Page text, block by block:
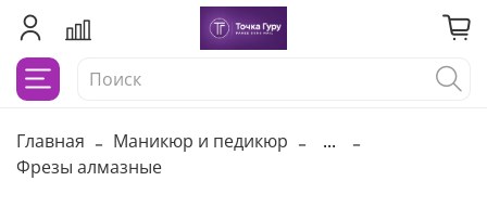
Главная Маникюр и педикюр
...
Фрезы алмазные